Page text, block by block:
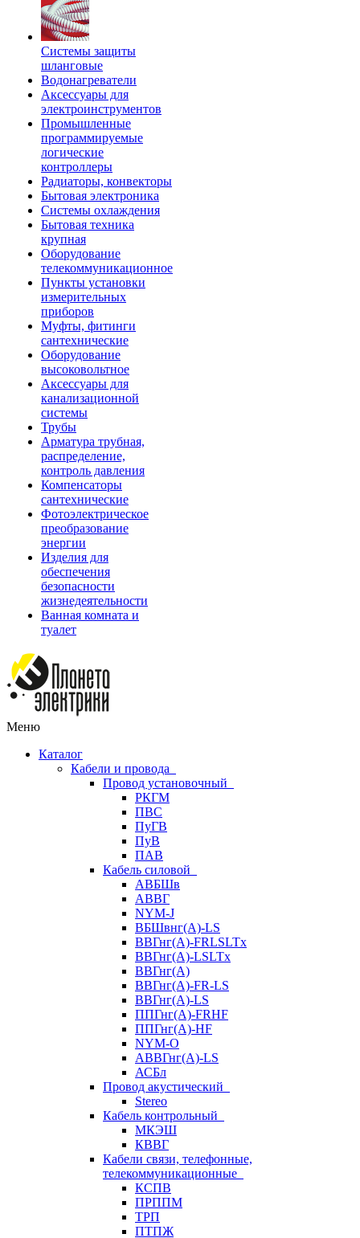
Системы защиты
шланговые
Водонагреватели
Аксессуары для
электроинструментов
Промышленные
программируемые
логические
контроллеры
Радиаторы, конвекторы
Бытовая электроника
Системы охлаждения
Бытовая техника
крупная
Оборудование
телекоммуникационное
Пункты установки
измерительных
приборов
Муфты, фитинги
сантехнические
Оборудование
высоковольтное
Аксессуары для
канализационной
системы
Трубы
Арматура трубная,
распределение,
контроль давления
Компенсаторы
сантехнические
Фотоэлектрическое
преобразование
энергии
Изделия для
обеспечения
безопасности
жизнедеятельности
Ванная комната и
туалет
Меню
Каталог
Кабели и провода
Провод установочный
РКГМ
ПВС
ПуГВ
ПуВ
ПАВ
Кабель силовой
АВБШв
АВВГ
NYM-J
ВБШвнг(А)-LS
ВВГнг(A)-FRLSLTx
ВВГнг(A)-LSLTx
ВВГнг(А)
ВВГнг(А)-FR-LS
ВВГнг(А)-LS
ППГнг(А)-FRHF
ППГнг(А)-HF
NYM-O
АВВГнг(А)-LS
АСБл
Провод акустический
Stereo
Кабель контрольный
МКЭШ
КВВГ
Кабели связи, телефонные,
телекоммуникационные
КСПВ
ПРППМ
ТРП
ПТПЖ